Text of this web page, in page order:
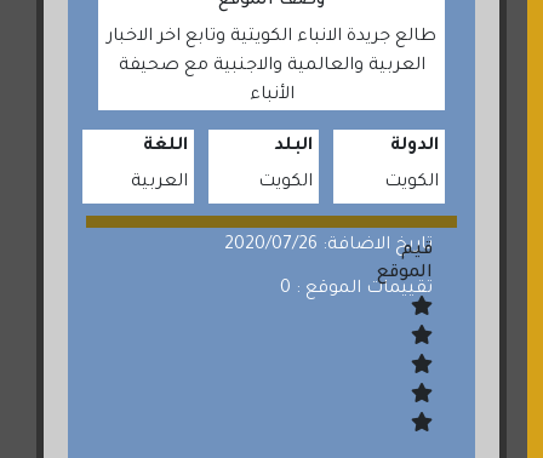
طالع جريدة الانباء الكويتية وتابع اخر الاخبار
العربية والعالمية والاجنبية مع صحيفة
الأنباء
الدولة
الكويت
البلد
الكويت
اللغة
العربية
تاريخ الاضافة: 2020/07/26
تقييمات الموقع : 0
قيم
الموقع